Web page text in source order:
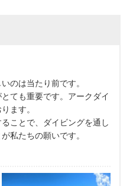
のは当たり前です。
ても重要です。アークダイ
ます。
ことで、ダイビングを通し
私たちの願いです。